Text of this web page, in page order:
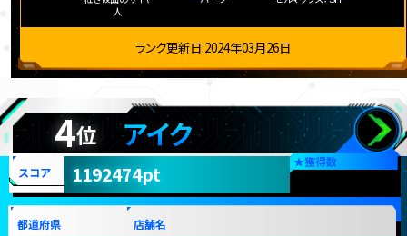
人
ランク更新日:2024年03月26日
4位 アイク
★獲得数
スコア 1192474pt
都道府県 店舗名